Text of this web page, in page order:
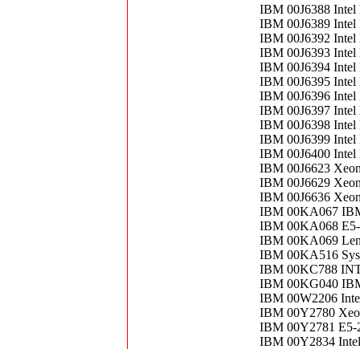
IBM 00J6388
IBM 00J6389
IBM 00J6392 Intel
IBM 00J6393 Intel
IBM 00J6394 Intel
IBM 00J6395 Intel
IBM 00J6396 Intel
IBM 00J6397 Intel
IBM 00J6398 Intel
IBM 00J6399 Intel
IBM 00J6400
IBM 00J6623
IBM 00J6629
IBM 00J6636
IBM 00KA067
IBM 00KA068
IBM 00KA069
IBM 00KA516
IBM 00KC788
IBM 00KG040
IBM 00W2206
IBM 00Y2780
IBM 00Y2781 E5-
IBM 00Y2834